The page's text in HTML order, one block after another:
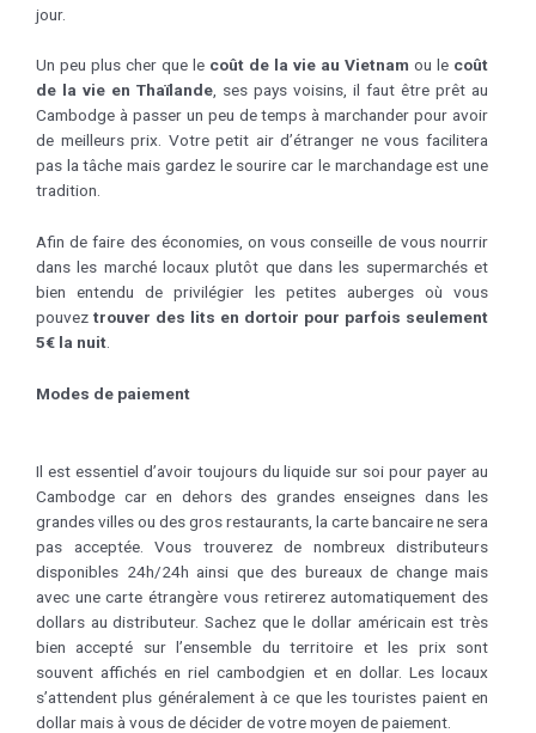
jour.
Un peu plus cher que le coût de la vie au Vietnam ou le coût
de la vie en Thaïlande, ses pays voisins, il faut être prêt au
Cambodge à passer un peu de temps à marchander pour avoir
de meilleurs prix. Votre petit air d’étranger ne vous facilitera
pas la tâche mais gardez le sourire car le marchandage est une
tradition.
Afin de faire des économies, on vous conseille de vous nourrir
dans les marché locaux plutôt que dans les supermarchés et
bien entendu de privilégier les petites auberges où vous
pouvez trouver des lits en dortoir pour parfois seulement
5€ la nuit.
Modes de paiement
Il est essentiel d’avoir toujours du liquide sur soi pour payer au
Cambodge car en dehors des grandes enseignes dans les
grandes villes ou des gros restaurants, la carte bancaire ne sera
pas acceptée. Vous trouverez de nombreux distributeurs
disponibles 24h/24h ainsi que des bureaux de change mais
avec une carte étrangère vous retirerez automatiquement des
dollars au distributeur. Sachez que le dollar américain est très
bien accepté sur l’ensemble du territoire et les prix sont
souvent affichés en riel cambodgien et en dollar. Les locaux
s’attendent plus généralement à ce que les touristes paient en
dollar mais à vous de décider de votre moyen de paiement.